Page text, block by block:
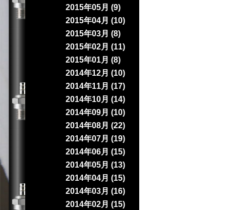
2015年05月 (9)
2015年04月 (10)
2015年03月 (8)
2015年02月 (11)
2015年01月 (8)
2014年12月 (10)
2014年11月 (17)
2014年10月 (14)
2014年09月 (10)
2014年08月 (22)
2014年07月 (19)
2014年06月 (15)
2014年05月 (13)
2014年04月 (15)
2014年03月 (16)
2014年02月 (15)